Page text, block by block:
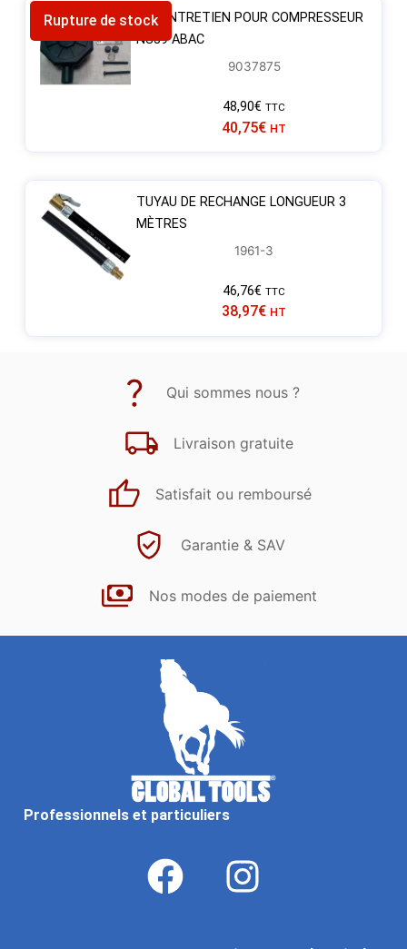
Rupture de stockKIT ENTRETIEN POUR COMPRESSEUR
NS39 ABAC
9037875
48,90€ TTC
40,75€ HT
TUYAU DE RECHANGE LONGUEUR 3
MÈTRES
1961-3
46,76€ TTC
38,97€ HT
Qui sommes nous ?
Livraison gratuite
Satisfait ou remboursé
Garantie & SAV
Nos modes de paiement
Professionnels et particuliers